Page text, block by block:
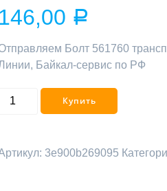
146,00 Р
Болт 561760
Байкал-сервис по РФ
Купить
3e900b269095